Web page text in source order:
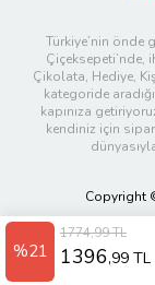
%21
1774,99 TL
1396,99 TL
Türkiye’nin önde
Çiçeksepeti’nde,
Çikolata, Hediye,
kategoride
kapınıza
kendiniz için
Copyright